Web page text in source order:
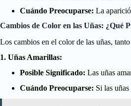
Cuándo Preocuparse: La
Cambios de Color en las Uñas: ¿Qué
Los cambios en el color de las uñas,
1. Uñas Amarillas:
Posible Significado: Las uñas
Cuándo Preocuparse: Si las